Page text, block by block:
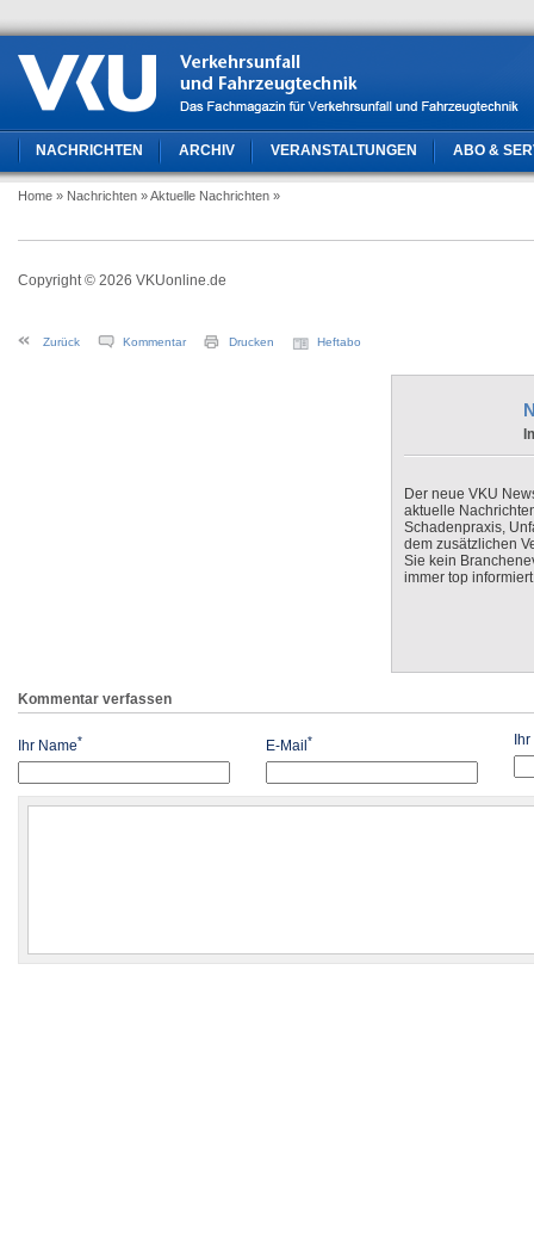
NACHRICHTEN ARCHIV VERANSTALTUNGEN ABO &
Home » Nachrichten » Aktuelle Nachrichten »
Copyright © 2026 VKUonline.de
Zurück Kommentar Drucken Heftabo
Der neue VKU
aktuelle
Schadenpraxis,
dem zusätzlichen
Sie kein
immer top
Kommentar verfassen
Ihr Name* E-Mail *